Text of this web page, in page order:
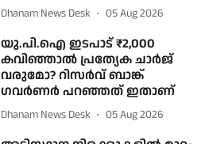
Dhanam News Desk 05 Aug 2026
യു.പി.ഐ ഇടപാട് ₹2,000
കവിഞ്ഞാല്‍ പ്രത്യേക ചാര്‍ജ്
വരുമോ? റിസര്‍വ് ബാങ്ക്
ഗവര്‍ണര്‍ പറഞ്ഞത് ഇതാണ്
Dhanam News Desk 05 Aug 2026